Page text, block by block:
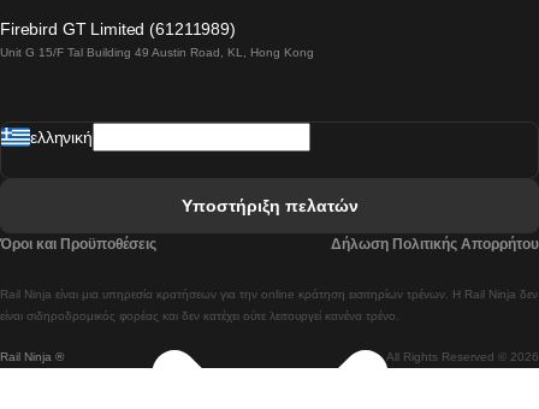
Βουδαπέστη προς Πράγα Tρένο
Λισαβόνα προς Λάγος Tρένο
Λισαβόνα προς Μαδρίτη Τρένα
Firebird GT Limited (61211989)
Unit G 15/F Tal Building 49 Austin Road, KL, Hong Kong
Rail Ninja ® All Rights Reserved © 2026
Rail Ninja είναι μια υπηρεσία κρατήσεων για την online κράτηση εισιτηρίων τρένων. Η Rail Ninja δεν
είναι σιδηροδρομικός φορέας και δεν κατέχει ούτε λειτουργεί κανένα τρένο.
ελληνική
Υποστήριξη πελατών
Όροι και Προϋποθέσεις Δήλωση Πολιτικής Απορρήτου